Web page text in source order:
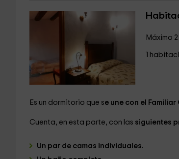
Máximo
1
Es un dormitorio que se une con el Familiar
Cuenta, en esta parte, con las siguientes
Un par de camas individuales.